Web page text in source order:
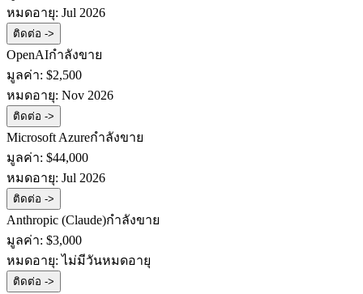
หมดอายุ: Jul 2026
ติดต่อ ->
OpenAIกำลังขาย
มูลค่า: $2,500
หมดอายุ: Nov 2026
ติดต่อ ->
Microsoft Azureกำลังขาย
มูลค่า: $44,000
หมดอายุ: Jul 2026
ติดต่อ ->
Anthropic (Claude)กำลังขาย
มูลค่า: $3,000
หมดอายุ:ไม่มีวันหมดอายุ
ติดต่อ ->